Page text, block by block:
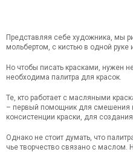
Представляя себе художника, мы
мольбертом, с кистью в одной руке
Но чтобы писать красками, нужен
необходима палитра для красок.
Те, кто работает с масляными
– первый помощник для смешения
консистенции краски, для
Однако не стоит думать, что
чье творчество связано с маслом.